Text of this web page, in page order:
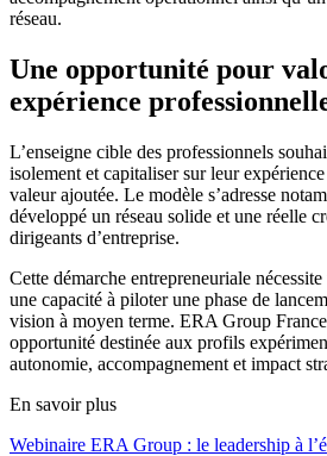
réseau.
Une opportunité pour
expérience
L’enseigne cible des professionnels
isolement et capitaliser sur leur
valeur ajoutée. Le modèle s’adresse
développé un réseau solide et une réelle
dirigeants d’entreprise.
Cette démarche entrepreneuriale
une capacité à piloter une phase de
vision à moyen terme. ERA Group
opportunité destinée aux profils
autonomie, accompagnement et impact
En savoir plus
Webinaire ERA Group : le leadership à